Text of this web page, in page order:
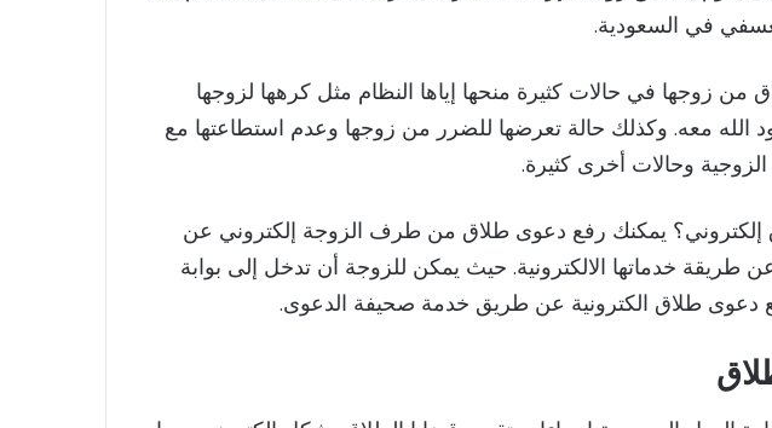
في السعودية.
زوجها في حالات كثيرة منحها إياها النظام مثل كرهها لزوجها
الله معه. وكذلك حالة تعرضها للضرر من زوجها وعدم استطاعتها مع
الزوجية وحالات أخرى كثيرة.
يمكنك رفع دعوى طلاق من طرف الزوجة إلكتروني عن
طريقة خدماتها الالكترونية. حيث يمكن للزوجة أن تدخل إلى بوابة
دعوى طلاق الكترونية عن طريق خدمة صحيفة الدعوى.